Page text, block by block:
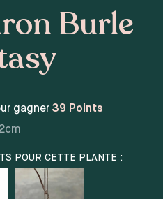
Burle
gagner 39 Points
cm
POUR CETTE PLANTE :